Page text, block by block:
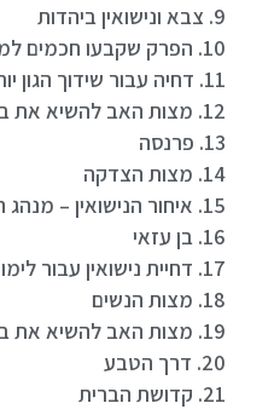
9. צבא ונישואין ביהדות
10. הפרק שקבעו חכמים למצוא את ההוגנת לו
11. דחיה עבור שידוך הגון יותר
12. מצות האב להשיא את בנו
13. פרנסה
14. מצות הצדקה
15. איחור הנישואין – מנהג הגויים
16. בן עזאי
17. דחיית נישואין עבור לימוד תורה
18. מצות הנשים
19. מצות האב להשיא את בתו ומצות הכנסת כלה
20. דרך הטבע
21. קדושת הברית